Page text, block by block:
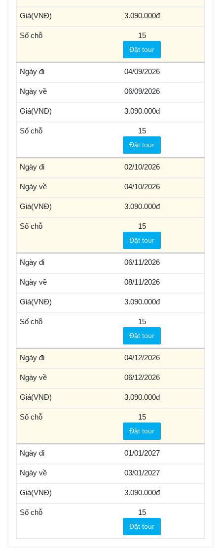
3.090.000
15
Đặt tour
04/09/2026
06/09/2026
3.090.000
15
Đặt tour
02/10/2026
04/10/2026
3.090.000
15
Đặt tour
06/11/2026
08/11/2026
3.090.000
15
Đặt tour
04/12/2026
06/12/2026
3.090.000
15
Đặt tour
01/01/2027
03/01/2027
3.090.000
15
Đặt tour